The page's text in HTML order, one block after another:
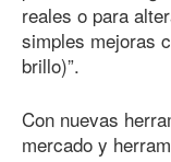
reales o para
simples mejoras
brillo)”.
Con nuevas
mercado y